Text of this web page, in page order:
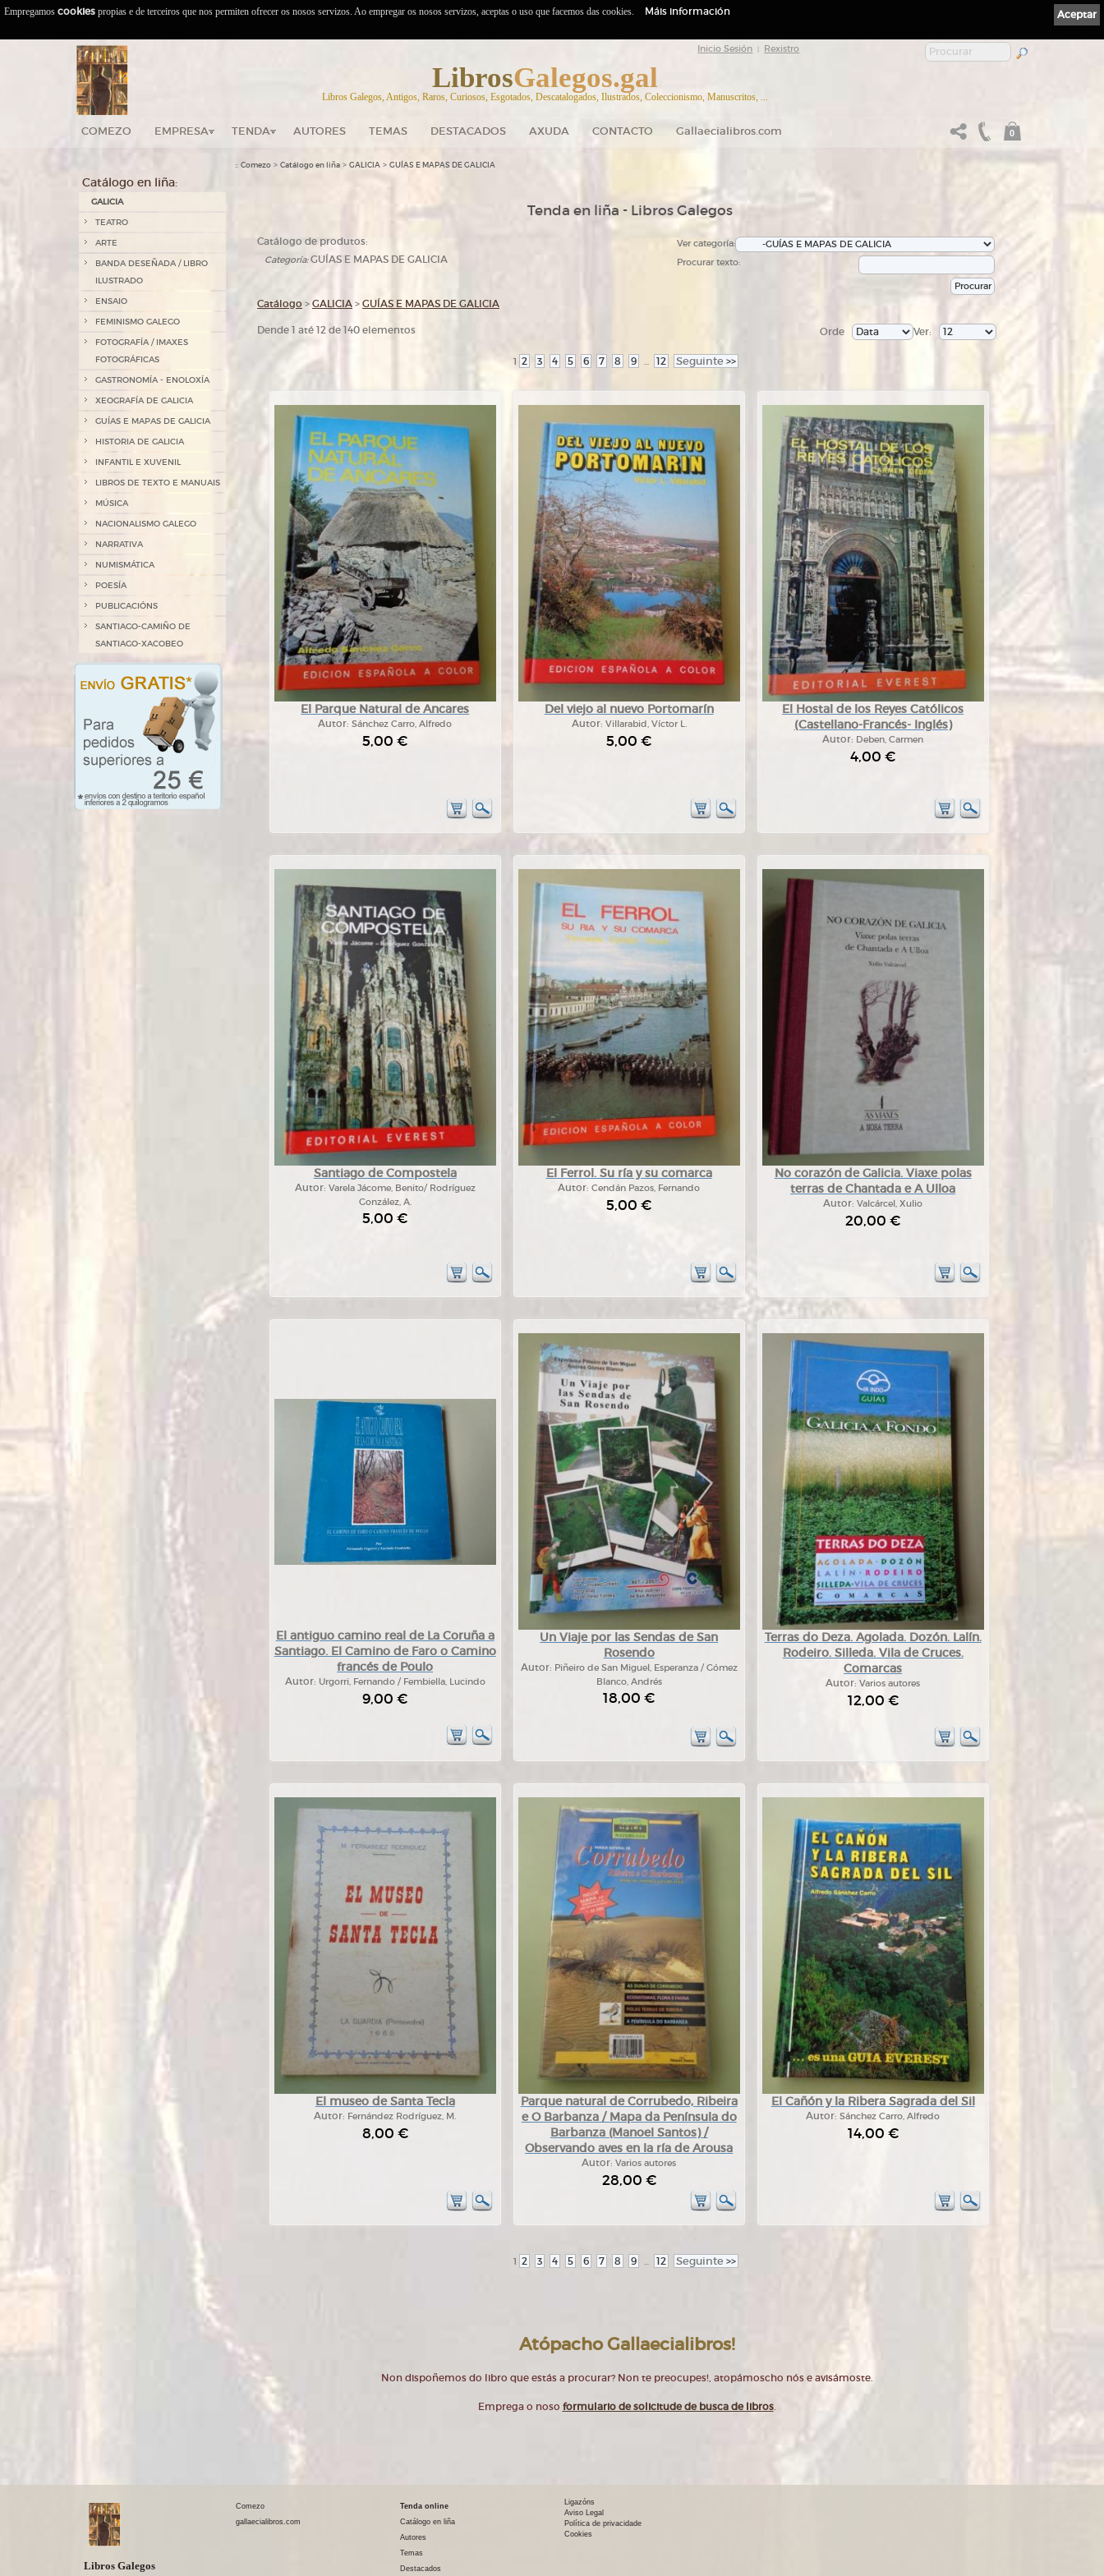
Inicio Sesión Rexistro
LibrosGalegos.gal
Libros Galegos, Antigos, Raros, Curiosos, Esgotados, Descatalogados, Ilustrados, Coleccionismo, Manuscritos, ...
COMEZO EMPRESA TENDA AUTORES TEMAS DESTACADOS AXUDA CONTACTO Gallaecialibros.com 0
Catálogo en liña:
GALICIA
TEATRO
ARTE
BANDA DESEÑADA / LIBRO
ILUSTRADO
ENSAIO
FEMINISMO GALEGO
FOTOGRAFÍA / IMAXES
FOTOGRÁFICAS
GASTRONOMÍA - ENOLOXÍA
XEOGRAFÍA DE GALICIA
GUÍAS E MAPAS DE GALICIA
HISTORIA DE GALICIA
INFANTIL E XUVENIL
LIBROS DE TEXTO E MANUAIS
MÚSICA
NACIONALISMO GALEGO
NARRATIVA
NUMISMÁTICA
POESÍA
PUBLICACIÓNS
SANTIAGO-CAMIÑO DE
SANTIAGO-XACOBEO
:: Comezo > Catálogo en liña > GALICIA > GUÍAS E MAPAS DE GALICIA
Tenda en liña - Libros Galegos
Catálogo de produtos:
Categoría:GUÍAS E MAPAS DE GALICIA
Ver categoría:
Procurar texto:
Catálogo > GALICIA > GUÍAS E MAPAS DE GALICIA
Dende 1 até 12 de 140 elementos Ver:
Orde
1 2 3 4 5 6 7 8 9 ... 12 Seguinte >>
El Parque Natural de Ancares
Autor:Sánchez Carro, Alfredo
5,00 €
Del viejo al nuevo Portomarín
Autor: Villarabid, Víctor L.
5,00 €
El Hostal de los Reyes Católicos
(Castellano-Francés- Inglés)
Autor: Deben, Carmen
4,00 €
Santiago de Compostela
Autor: Varela Jácome, Benito/ Rodríguez
González, A.
5,00 €
El Ferrol. Su ría y su comarca
Autor:Cendán Pazos, Fernando
5,00 €
No corazón de Galicia. Viaxe polas
terras de Chantada e A Ulloa
Autor:Valcárcel, Xulio
20,00 €
El antiguo camino real de La Coruña a
Santiago. El Camino de Faro o Camino
francés de Poulo
Autor: Urgorri, Fernando / Fembiella, Lucindo
9,00 €
Un Viaje por las Sendas de San
Rosendo
Autor: Piñeiro de San Miguel, Esperanza / Gómez
Blanco, Andrés
18,00 €
Terras do Deza. Agolada. Dozón. Lalín.
Rodeiro. Silleda. Vila de Cruces.
Comarcas
Autor:Varios autores
12,00 €
El museo de Santa Tecla
Autor: Fernández Rodríguez, M.
8,00 €
Parque natural de Corrubedo, Ribeira
e O Barbanza / Mapa da Península do
Barbanza (Manoel Santos) /
Observando aves en la ría de Arousa
Autor:Varios autores
28,00 €
El Cañón y la Ribera Sagrada del Sil
Autor:Sánchez Carro, Alfredo
14,00 €
1 2 3 4 5 6 7 8 9 ... 12 Seguinte >>
Atópacho Gallaecialibros!
Non dispoñemos do libro que estás a procurar? Non te preocupes!, atopámoscho nós e avisámoste.
Emprega o noso formulario de solicitude de busca de libros.
Libros Galegos
Comezo
gallaecialibros.com
Tenda online
Catálogo en liña
Autores
Temas
Destacados
Ligazóns
Aviso Legal
Política de privacidade
Cookies
Aceptar
Empregamos cookies propias e de terceiros que nos permiten ofrecer os nosos servizos. Ao empregar os nosos servizos, aceptas o uso que facemos das cookies. Máis información